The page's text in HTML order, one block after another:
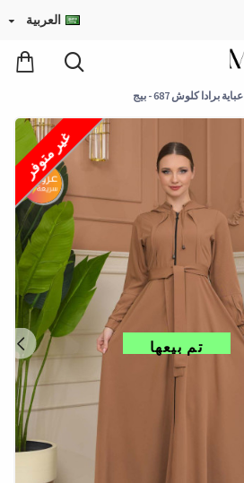
العربية
عباية برادا كلوش 687 - بيج
تم بيعها
غير متوفر